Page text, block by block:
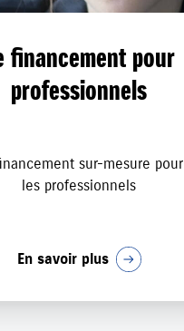
financement pour
professionnels
sur-mesure pour
les professionnels
En savoir plus